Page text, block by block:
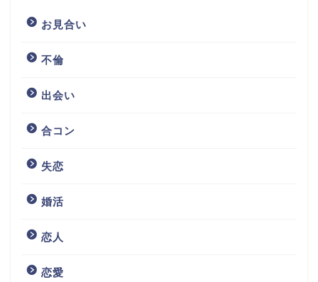
お見合い
不倫
出会い
合コン
失恋
婚活
恋人
恋愛